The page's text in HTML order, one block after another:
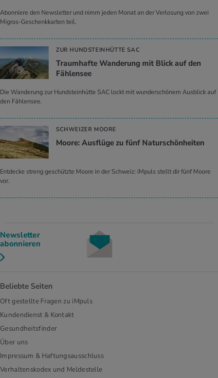
Abonniere den Newsletter und nimm jeden Monat an der Verlosung von zwei
Migros-Geschenkkarten teil.
ZUR HUNDSTEINHÜTTE SAC
Traumhafte Wanderung mit Blick auf den
Fählensee
Die Wanderung zur Hundsteinhütte SAC lockt mit wunderschönem Ausblick auf
den Fählensee.
SCHWEIZER MOORE
Moore: Ausflüge zu fünf Naturschönheiten
Entdecke streng geschützte Moore in der Schweiz: iMpuls stellt dir fünf Moore
vor.
Newsletter
abonnieren
Beliebte Seiten
Oft gestellte Fragen zu iMpuls
Kundendienst & Kontakt
Gesundheitsfinder
Über uns
Impressum & Haftungsausschluss
Verhaltenskodex und Meldestelle